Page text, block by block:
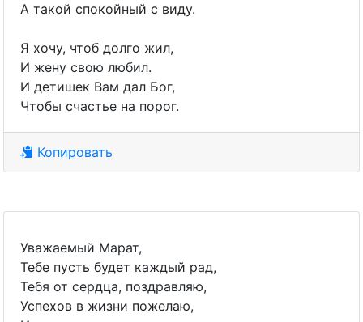
А такой спокойный с виду.
Я хочу, чтоб долго жил,
И жену свою любил.
И детишек Вам дал Бог,
Чтобы счастье на порог.
Копировать
Уважаемый Марат,
Тебе пусть будет каждый рад,
Тебя от сердца, поздравляю,
Успехов в жизни пожелаю,